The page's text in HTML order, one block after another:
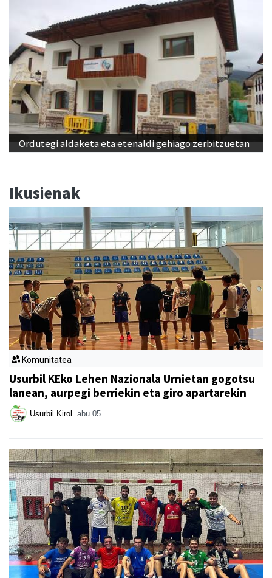
Ordutegi aldaketa eta etenaldi gehiago zerbitzuetan
Ikusienak
Komunitatea
Usurbil KEko Lehen Nazionala Urnietan gogotsu
lanean, aurpegi berriekin eta giro apartarekin
Usurbil Kirol abu 05